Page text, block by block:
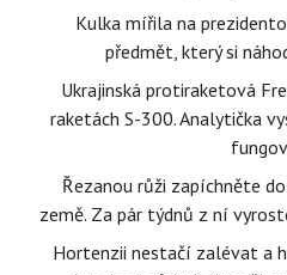
Kulka mířila na
předmět, který si
Ukrajinská protiraketová
raketách S-300. Analytička
Řezanou růži zapíchněte
země. Za pár týdnů z ní
Hortenzii nestačí zalévat a